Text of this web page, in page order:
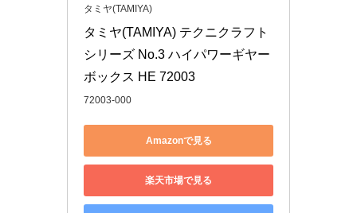
タミヤ(TAMIYA)
タミヤ(TAMIYA) テクニクラフト
シリーズ No.3 ハイパワーギヤー
ボックス HE 72003
72003-000
Amazonで見る
楽天市場で見る